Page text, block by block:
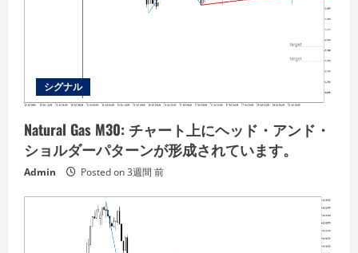
シグナル
Natural Gas M30: チャート上にヘッド・アンド・
ショルダーパターンが形成されています。
Admin Posted on 3週間 前